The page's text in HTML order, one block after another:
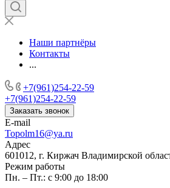
Наши партнёры
Контакты
...
+7(961)254-22-59
+7(961)254-22-59
Заказать звонок
E-mail
Topolm16@ya.ru
Адрес
601012, г. Киржач Владимирской
Режим работы
Пн. – Пт.: с 9:00 до 18:00